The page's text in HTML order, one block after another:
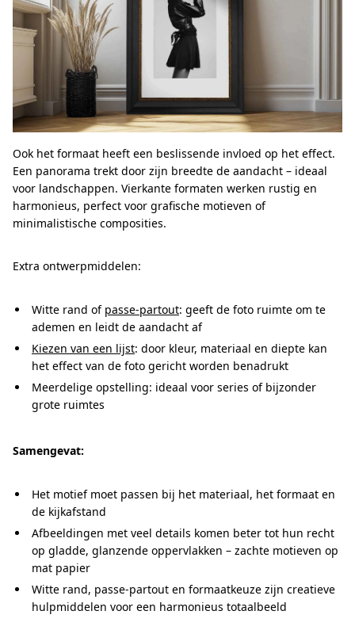
Ook het formaat heeft een beslissende invloed op het effect.
Een panorama trekt door zijn breedte de aandacht – ideaal
voor landschappen. Vierkante formaten werken rustig en
harmonieus, perfect voor grafische motieven of
minimalistische composities.
Extra ontwerpmiddelen:
Witte rand of passe-partout: geeft de foto ruimte om te
ademen en leidt de aandacht af
Kiezen van een lijst: door kleur, materiaal en diepte kan
het effect van de foto gericht worden benadrukt
Meerdelige opstelling: ideaal voor series of bijzonder
grote ruimtes
Samengevat:
Het motief moet passen bij het materiaal, het formaat en
de kijkafstand
Afbeeldingen met veel details komen beter tot hun recht
op gladde, glanzende oppervlakken – zachte motieven op
mat papier
Witte rand, passe-partout en formaatkeuze zijn creatieve
hulpmiddelen voor een harmonieus totaalbeeld